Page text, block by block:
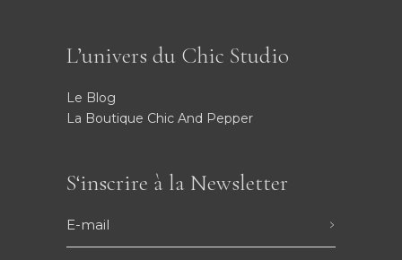
L’univers du Chic Studio
Le Blog
La Boutique Chic And Pepper
S‘inscrire à la Newsletter